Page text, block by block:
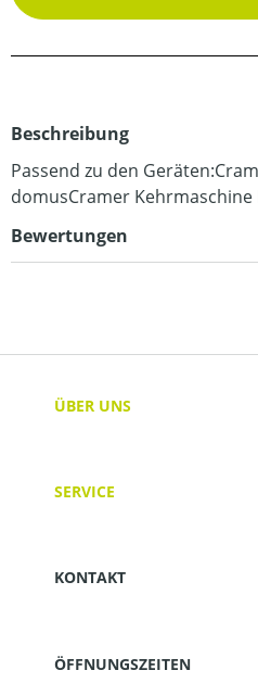
Beschreibung
Passend zu den
domusCramer Kehrmaschine
Bewertungen
ÜBER UNS
SERVICE
KONTAKT
ÖFFNUNGSZEITEN